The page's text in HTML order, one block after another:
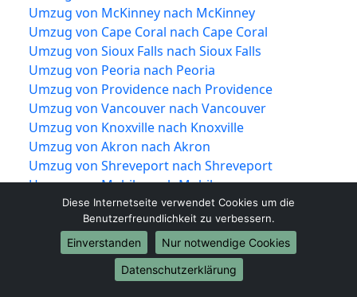
Umzug von McKinney nach McKinney
Umzug von Cape Coral nach Cape Coral
Umzug von Sioux Falls nach Sioux Falls
Umzug von Peoria nach Peoria
Umzug von Providence nach Providence
Umzug von Vancouver nach Vancouver
Umzug von Knoxville nach Knoxville
Umzug von Akron nach Akron
Umzug von Shreveport nach Shreveport
Umzug von Mobile nach Mobile
Umzug von Brownsville nach Brownsville
Umzug von Newport News nach Newport
Umzug von Fort Lauderdale nach Fort
Diese Internetseite verwendet Cookies um die
Benutzerfreundlichkeit zu verbessern.
Einverstanden
Nur notwendige Cookies
Datenschutzerklärung